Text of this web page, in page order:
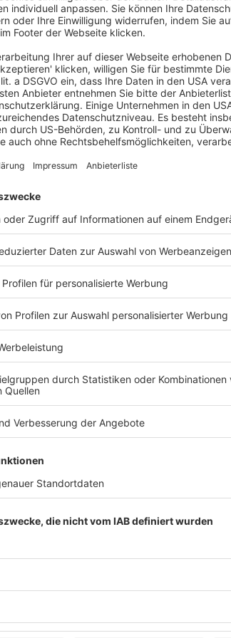
neuer Projekte an. Mit diesen Projekten
Verbände und Organisationen von
Gesellschaft auf Bundesebene
Organisationen:
Tätige
Tätige durch Kostenübernahme für
Euro pro Jahr
sind durch diesen Fonds nicht möglich.
Knappschaft Bahn See (KBS).
Sie die erforderlichen Antragsunterlagen
anpartizipationsfonds@kbs.de
Beirat, bestehend aus
bewertet. Dieser gibt gegenüber
ist zum einen die Richtlinie für
zum anderen die Verfügbarkeit von